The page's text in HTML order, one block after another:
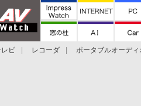
レビ レコーダ ポータブルオーディ